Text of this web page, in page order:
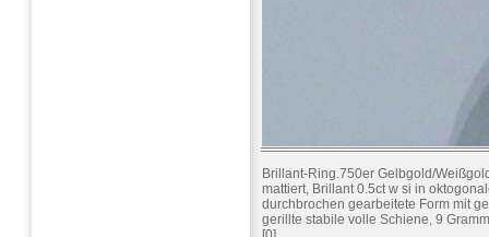
Brillant-Ring.750er Gelbgold/
mattiert, Brillant 0.5ct w si in
durchbrochen gearbeitete Form mit
gerillte stabile volle Schiene, 9